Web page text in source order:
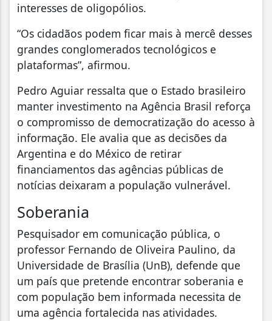
interesses de oligopólios.
“Os cidadãos podem ficar mais à mercê desses
grandes conglomerados tecnológicos e
plataformas”, afirmou.
Pedro Aguiar ressalta que o Estado brasileiro
manter investimento na Agência Brasil reforça
o compromisso de democratização do acesso à
informação. Ele avalia que as decisões da
Argentina e do México de retirar
financiamentos das agências públicas de
notícias deixaram a população vulnerável.
Soberania
Pesquisador em comunicação pública, o
professor Fernando de Oliveira Paulino, da
Universidade de Brasília (UnB), defende que
um país que pretende encontrar soberania e
com população bem informada necessita de
uma agência fortalecida nas atividades.